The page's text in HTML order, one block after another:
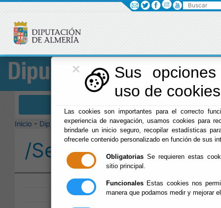
×
Sus
uso de
Las cookies son importantes para el correcto
experiencia de navegación, usamos cookies para
brindarle un inicio seguro, recopilar estadísticas
ofrecerle contenido personalizado en función de sus
Obligatorias Se requieren estas
sitio principal.
Funcionales Estas cookies nos
manera que podamos medir y mejorar
Diputación
Inicio - Diputación -
/Servicios/
Publicado:
Buscar